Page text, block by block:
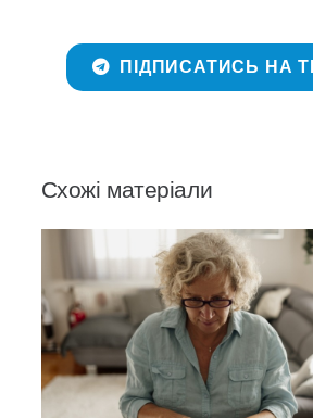
ПІДПИСАТИСЬ НА
Схожі матеріали